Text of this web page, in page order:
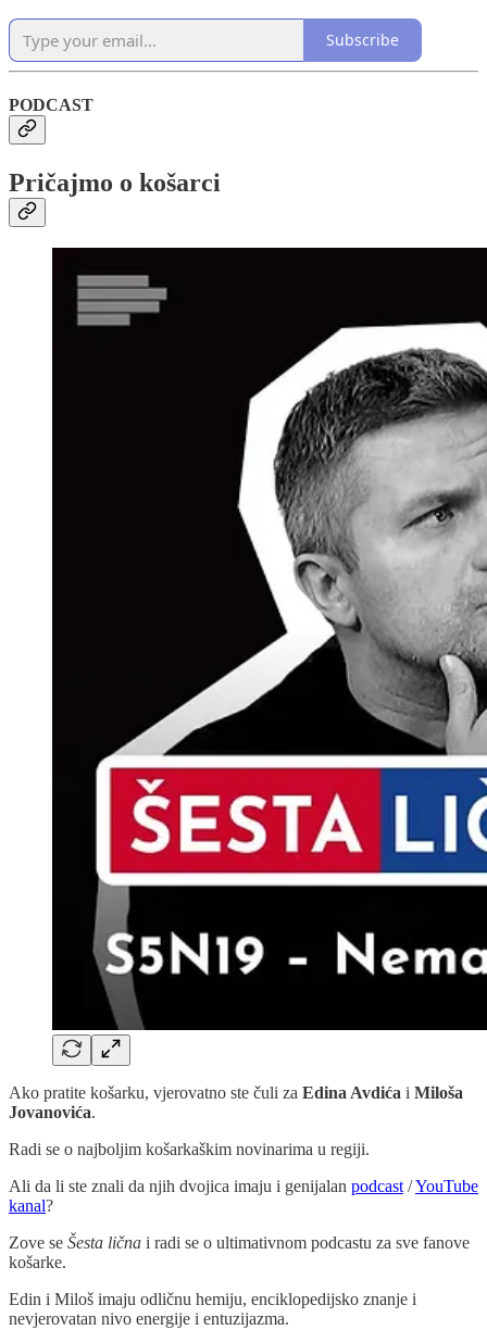
Subscribe
PODCAST
Pričajmo o košarci
Ako pratite košarku, vjerovatno ste čuli za Edina Avdića i Miloša
Jovanovića.
Radi se o najboljim košarkaškim novinarima u regiji.
Ali da li ste znali da njih dvojica imaju i genijalan podcast/YouTube
kanal?
Zove se Šesta lična i radi se o ultimativnom podcastu za sve fanove
košarke.
Edin i Miloš imaju odličnu hemiju, enciklopedijsko znanje i
nevjerovatan nivo energije i entuzijazma.